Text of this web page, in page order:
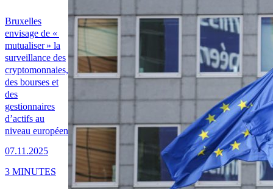
Bruxelles
envisage de «
mutualiser » la
surveillance des
cryptomonnaies,
des bourses et
des
gestionnaires
d’actifs au
niveau européen
07.11.2025
3 MINUTES